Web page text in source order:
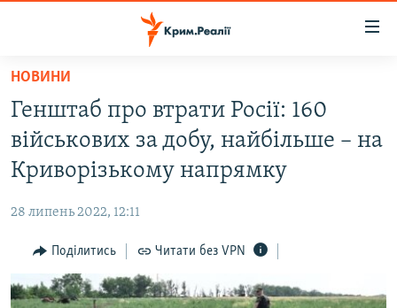
Перейти
основного
матеріалу
Перейти
до
основної
Перейти
пошуку
ВІДЕО ТА ФОТО
БЛОГИ
ПОГЛЯД
ІНТЕРВ'Ю
НОВИНИ
Генштаб про втрати Росії: 160
військових за добу, найбільше – на
Криворізькому напрямку
28 липень 2022, 12:11
Поділитись Читати без VPN